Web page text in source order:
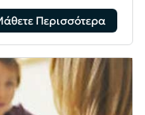
Περισσότερα